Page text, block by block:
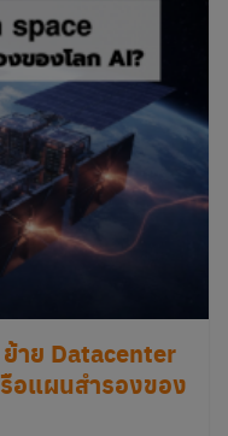
าย Datacenter
อแผนสำรองของ